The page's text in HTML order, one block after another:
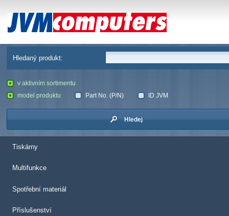
JVM Computers
Hledaný produkt:
v aktivním sortimentu
model produktu
Part No. (P/N) ID JVM
Hledej
Tiskárny
Multifunkce
Spotřební materiál
Příslušenství